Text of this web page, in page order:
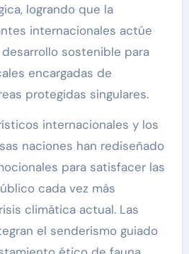
logrando que la
internacionales actúe
sostenible para
encargadas de
protegidas singulares.
internacionales y los
naciones han rediseñado
para satisfacer las
cada vez más
climática actual. Las
el senderismo guiado